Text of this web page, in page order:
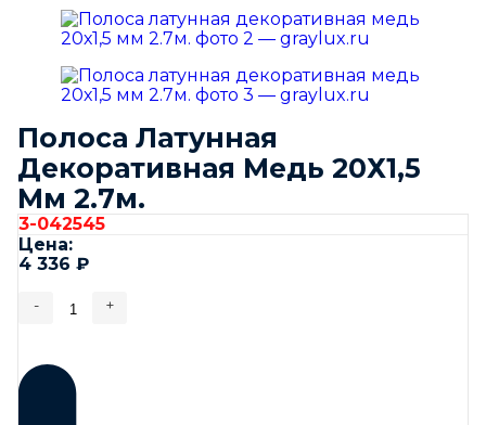
Полоса Латунная
Декоративная Медь 20Х1,5
Мм 2.7м.
3-042545
Цена:
4 336 ₽
- +